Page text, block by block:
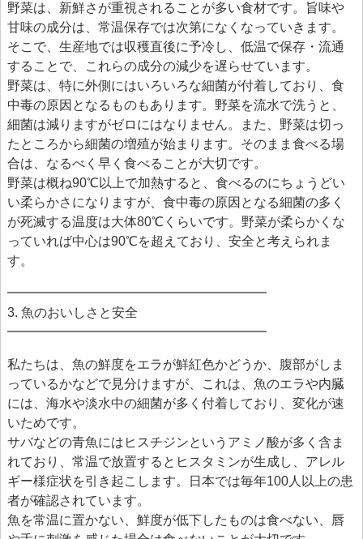
野菜は、新鮮さが重視されることが多い食材です。旨味や
甘味の成分は、常温保存では次第になくなっていきます。
そこで、生産地では収穫直後に予冷し、低温で保存・流通
することで、これらの成分の減少を遅らせています。
野菜は、特に外側にはいろいろな細菌が付着しており、食
中毒の原因となるものもあります。野菜を流水で洗うと、
細菌は減りますがゼロにはなりません。また、野菜は切っ
たところから細菌の増殖が始まります。そのまま食べる場
合は、なるべく早く食べることが大切です。
野菜は概ね90℃以上で加熱すると、食べるのにちょうどい
い柔らかさになりますが、食中毒の原因となる細菌の多く
が死滅する温度は大体80℃くらいです。野菜が柔らかくな
っていれば中心は90℃を超えており、安全と考えられま
す。
━━━━━━━━━━━━━━━━━━━━
3. 魚のおいしさと安全
━━━━━━━━━━━━━━━━━━━━
私たちは、魚の鮮度をエラが鮮紅色かどうか、腹部がしま
っているかなどで見分けますが、これは、魚のエラや内臓
には、海水や淡水中の細菌が多く付着しており、変化が速
いためです。
サバなどの青魚にはヒスチジンというアミノ酸が多く含ま
れており、常温で放置するとヒスタミンが生成し、アレル
ギー様症状を引き起こします。日本では毎年100人以上の患
者が確認されています。
魚を常温に置かない、鮮度が低下したものは食べない、唇